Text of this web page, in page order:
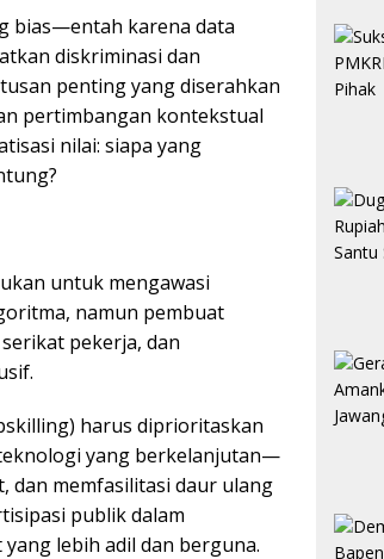
bias—entah karena data
diskriminasi dan
penting yang diserahkan
pertimbangan kontekstual
nilai: siapa yang
untuk mengawasi
namun pembuat
pekerja, dan
harus diprioritaskan
yang berkelanjutan—
dan memfasilitasi daur ulang
publik dalam
lebih adil dan berguna.